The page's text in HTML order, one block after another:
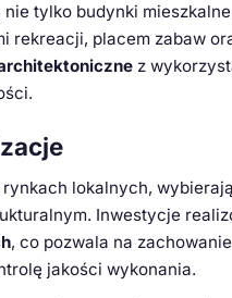
tylko budynki
rekreacji, placem zabaw
z
lokalnych,
Inwestycje
, co pozwala na
jakości wykonania.